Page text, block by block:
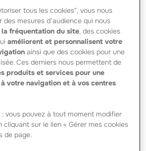
partenariat régional avec OTP Bank
les accords de distribution,
engagé à acquérir jusqu’à 8% du
Bank.
cette transaction comme une
d’étendre notre modèle de
et d’élargir notre gamme de
pour les clients d’OTP Bank dans les
et Orientale mais aussi en
» a déclaré Dr Sándor Csányi,
d’OTP Bank. » Au cours de
du statut de modeste assureur
en pertes au statut d’assureur
en Hongrie avec des activités en
Nous pensons qu’OTP
tous les cookies", vous nous
des mesures d’audience qui nous
la fréquentation du site, des cookies
améliorent et personnalisent votre
ainsi que des cookies pour une
Ces derniers nous permettent de
produits et services pour une
votre navigation et à vos centres
: vous pouvez à tout moment modifier
cliquant sur le lien « Gérer mes cookies
de page.